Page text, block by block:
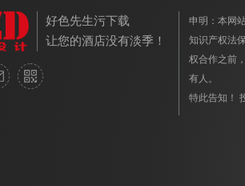
好色先生污下载
让您的酒店没有淡季！
申明：本
知识产权法保
权合作之前
有人。
特此告知！